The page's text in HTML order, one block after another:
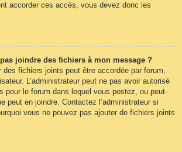
accorder ces accès, vous devez donc les
joindre des fichiers à mon message ?
des fichiers joints peut être accordée par forum,
L’administrateur peut ne pas avoir autorisé
pour le forum dans lequel vous postez, ou peut-
peut en joindre. Contactez l’administrateur si
vous ne pouvez pas ajouter de fichiers joints